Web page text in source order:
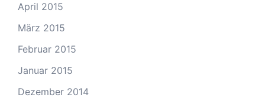
April 2015
März 2015
Februar 2015
Januar 2015
Dezember 2014